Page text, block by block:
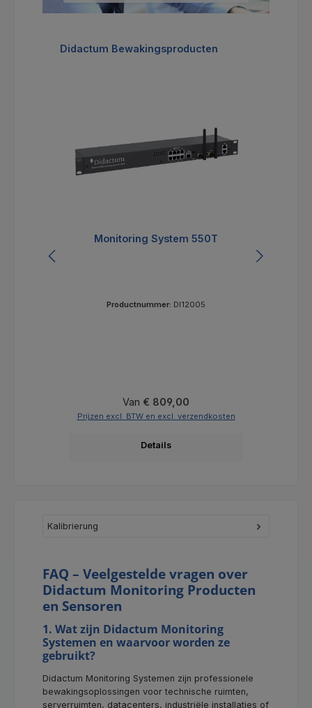
Productgalerij overslaan
Didactum Bewakingsproducten
Monitoring System 550T
Productnummer: DI12005
Normale prijs:
Van € 809,00
Prijzen excl. BTW en excl. verzendkosten
Details
Kalibrierung
FAQ – Veelgestelde vragen over
Didactum Monitoring Producten
en Sensoren
1. Wat zijn Didactum Monitoring
Systemen en waarvoor worden ze
gebruikt?
Didactum Monitoring Systemen zijn professionele
bewakingsoplossingen voor technische ruimten,
serverruimten, datacenters, industriële installaties of